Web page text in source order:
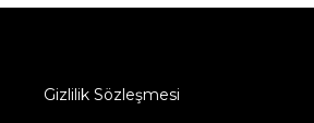
Gizlilik Sözleşmesi